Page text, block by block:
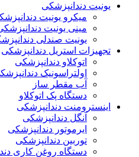
یونیت دندانپزشکی
میکرو یونیت
مینی یونیت
یونیت صندلی
تجهیزات استریل دندانپزشکی
اتوکلاو دندانپزشکی
اولتراسونیک
آب مقطر ساز
دستگاه پک اتوکلاو
اینسترومنت دندانپزشکی
آنگل دندانپزشکی
ایرموتور دندانپزشکی
توربین دندانپزشکی
دستگاه روغن کاری